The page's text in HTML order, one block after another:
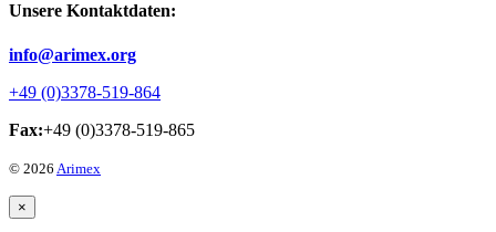
Unsere Kontaktdaten:
info@arimex.org
+49 (0)3378-519-864
Fax:+49 (0)3378-519-865
© 2026 Arimex
×